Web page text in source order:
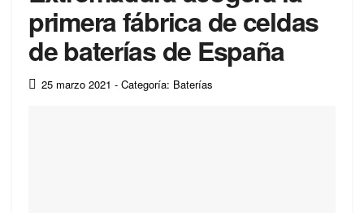
primera fábrica de celdas
de baterías de España
25 marzo 2021 - Categoría: Baterías